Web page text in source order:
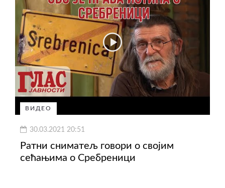
ВИДЕО
30.03.2021 20:51
Ратни сниматељ говори о својим
сећањима о Сребреници